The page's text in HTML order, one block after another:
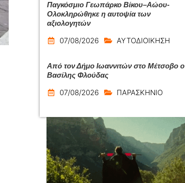
Παγκόσμιο Γεωπάρκο Βίκου–Αώου-
Ολοκληρώθηκε η αυτοψία των
αξιολογητών
07/08/2026 ΑΥΤΟΔΙΟΙΚΗΣΗ
Από τον Δήμο Ιωαννιτών στο Μέτσοβο ο
Βασίλης Φλούδας
07/08/2026 ΠΑΡΑΣΚΗΝΙΟ